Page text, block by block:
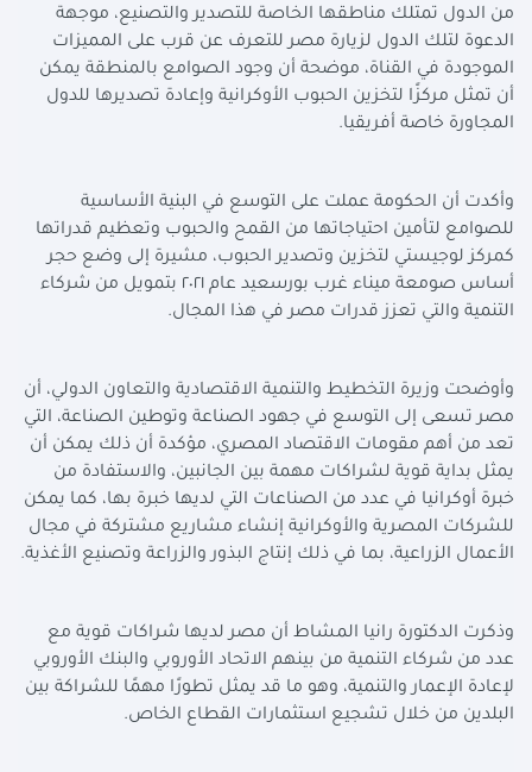
من الدول تمتلك مناطقها الخاصة للتصدير والتصنيع، موجهة
الدعوة لتلك الدول لزيارة مصر للتعرف عن قرب على المميزات
الموجودة في القناة، موضحة أن وجود الصوامع بالمنطقة يمكن
أن تمثل مركزًا لتخزين الحبوب الأوكرانية وإعادة تصديرها للدول
المجاورة خاصة أفريقيا.
وأكدت أن الحكومة عملت على التوسع في البنية الأساسية
للصوامع لتأمين احتياجاتها من القمح والحبوب وتعظيم قدراتها
كمركز لوجيستي لتخزين وتصدير الحبوب، مشيرة إلى وضع حجر
أساس صومعة ميناء غرب بورسعيد عام ٢٠٢١ بتمويل من شركاء
التنمية والتي تعزز قدرات مصر في هذا المجال.
وأوضحت وزيرة التخطيط والتنمية الاقتصادية والتعاون الدولي، أن
مصر تسعى إلى التوسع في جهود الصناعة وتوطين الصناعة، التي
تعد من أهم مقومات الاقتصاد المصري، مؤكدة أن ذلك يمكن أن
يمثل بداية قوية لشراكات مهمة بين الجانبين، والاستفادة من
خبرة أوكرانيا في عدد من الصناعات التي لديها خبرة بها، كما يمكن
للشركات المصرية والأوكرانية إنشاء مشاريع مشتركة في مجال
الأعمال الزراعية، بما في ذلك إنتاج البذور والزراعة وتصنيع الأغذية.
وذكرت الدكتورة رانيا المشاط أن مصر لديها شراكات قوية مع
عدد من شركاء التنمية من بينهم الاتحاد الأوروبي والبنك الأوروبي
لإعادة الإعمار والتنمية، وهو ما قد يمثل تطورًا مهمًا للشراكة بين
البلدين من خلال تشجيع استثمارات القطاع الخاص.